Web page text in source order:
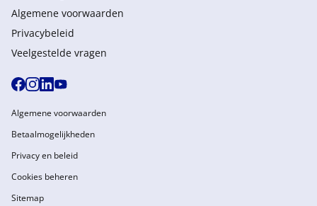
Algemene voorwaarden
Privacybeleid
Veelgestelde vragen
Algemene voorwaarden
Betaalmogelijkheden
Privacy en beleid
Cookies beheren
Sitemap